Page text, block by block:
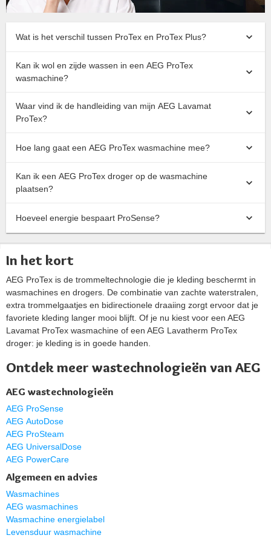
Wat is het verschil tussen ProTex en ProTex Plus?
Kan ik wol en zijde wassen in een AEG ProTex
wasmachine?
Waar vind ik de handleiding van mijn AEG Lavamat
ProTex?
Hoe lang gaat een AEG ProTex wasmachine mee?
Kan ik een AEG ProTex droger op de wasmachine
plaatsen?
Hoeveel energie bespaart ProSense?
In het kort
AEG ProTex is de trommeltechnologie die je kleding beschermt in
wasmachines en drogers. De combinatie van zachte waterstralen,
extra trommelgaatjes en bidirectionele draaiing zorgt ervoor dat je
favoriete kleding langer mooi blijft. Of je nu kiest voor een AEG
Lavamat ProTex wasmachine of een AEG Lavatherm ProTex
droger: je kleding is in goede handen.
Ontdek meer wastechnologieën van AEG
AEG wastechnologieën
AEG ProSense
AEG AutoDose
AEG ProSteam
AEG UniversalDose
AEG PowerCare
Algemeen en advies
Wasmachines
AEG wasmachines
Wasmachine energielabel
Levensduur wasmachine